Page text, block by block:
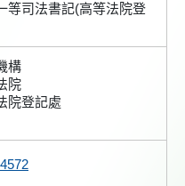
等司法書記(高等法院登
構
院
院登記處